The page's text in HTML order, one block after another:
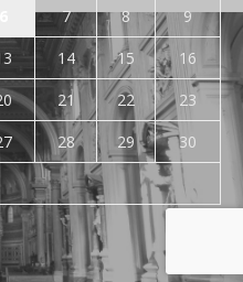
7 8
9
14 15
16
21 22
23
28 29
30